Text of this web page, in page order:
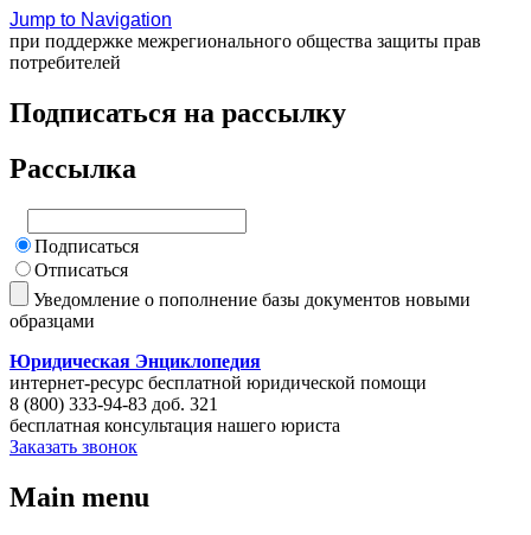
Jump to Navigation
при поддержке межрегионального общества защиты прав
потребителей
Подписаться на рассылку
Рассылка
Подписаться
Отписаться
Уведомление о пополнение базы документов новыми
образцами
Юридическая Энциклопедия
интернет-ресурс бесплатной юридической помощи
8 (800) 333-94-83 доб. 321
бесплатная консультация нашего юриста
Заказать звонок
Main menu